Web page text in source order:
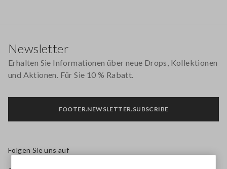
Newsletter
Erhalten Sie Informationen über neue Drops, Kollektionen
und Aktionen. Für Sie 10 % Rabatt.
FOOTER.NEWSLETTER.SUBSCRIBE
Folgen Sie uns auf